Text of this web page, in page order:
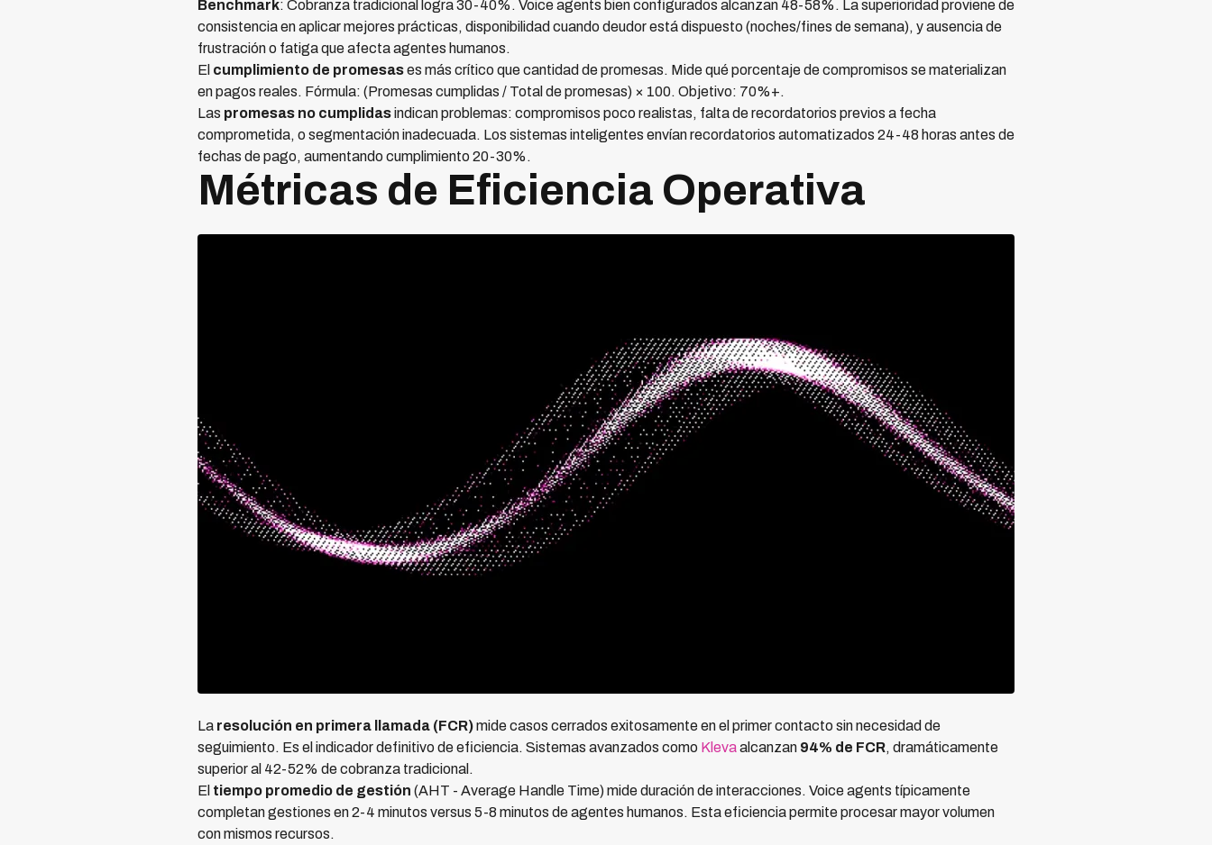
Benchmark: Cobranza tradicional logra 30-40%. Voice agents bien configurados alcanzan 48-58%. La superioridad proviene de
consistencia en aplicar mejores prácticas, disponibilidad cuando deudor está dispuesto (noches/fines de semana), y ausencia de
frustración o fatiga que afecta agentes humanos.
El cumplimiento de promesases más crítico que cantidad de promesas. Mide qué porcentaje de compromisos se materializan
en pagos reales. Fórmula: (Promesas cumplidas / Total de promesas) × 100. Objetivo: 70%+.
Las promesas no cumplidasindican problemas: compromisos poco realistas, falta de recordatorios previos a fecha
comprometida, o segmentación inadecuada. Los sistemas inteligentes envían recordatorios automatizados 24-48 horas antes de
fechas de pago, aumentando cumplimiento 20-30%.
Métricas de Eficiencia Operativa
La resolución en primera llamada (FCR)mide casos cerrados exitosamente en el primer contacto sin necesidad de
seguimiento. Es el indicador definitivo de eficiencia. Sistemas avanzados como Klevaalcanzan 94% de FCR, dramáticamente
superior al 42-52% de cobranza tradicional.
El tiempo promedio de gestión (AHT - Average Handle Time) mide duración de interacciones. Voice agents típicamente
completan gestiones en 2-4 minutos versus 5-8 minutos de agentes humanos. Esta eficiencia permite procesar mayor volumen
con mismos recursos.